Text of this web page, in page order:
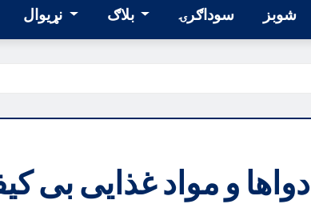
بلاګ سوداګرۍ شوبز
دواها و مواد غذایی بی